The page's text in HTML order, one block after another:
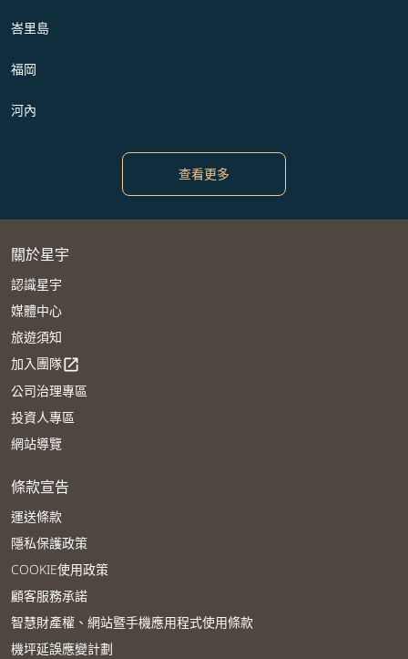
峇里島
福岡
河內
查看更多
關於星宇
認識星宇
媒體中心
旅遊須知
加入團隊open_in_new
公司治理專區
投資人專區
網站導覽
條款宣告
運送條款
隱私保護政策
COOKIE使用政策
顧客服務承諾
智慧財產權、網站暨手機應用程式使用條款
機坪延誤應變計劃